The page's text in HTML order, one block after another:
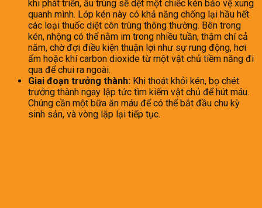
khi phát triển, ấu trùng sẽ dệt một chiếc kén bảo vệ xung
quanh mình. Lớp kén này có khả năng chống lại hầu hết
các loại thuốc diệt côn trùng thông thường. Bên trong
kén, nhộng có thể nằm im trong nhiều tuần, thậm chí cả
năm, chờ đợi điều kiện thuận lợi như sự rung động, hơi
ấm hoặc khí carbon dioxide từ một vật chủ tiềm năng đi
qua để chui ra ngoài.
Giai đoạn trưởng thành: Khi thoát khỏi kén, bọ chét
trưởng thành ngay lập tức tìm kiếm vật chủ để hút máu.
Chúng cần một bữa ăn máu để có thể bắt đầu chu kỳ
sinh sản, và vòng lặp lại tiếp tục.